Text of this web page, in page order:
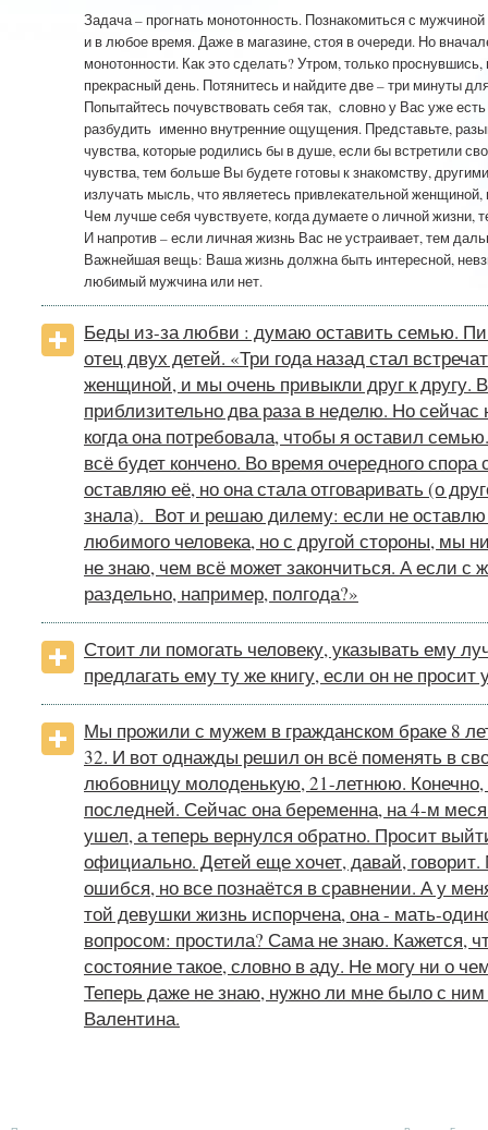
Задача – прогнать монотонность. Познакомиться с
и в любое время. Даже в магазине, стоя в очереди. Но
монотонности. Как это сделать? Утром, только
прекрасный день. Потянитесь и найдите две – три минуты
Попытайтесь почувствовать себя так, словно у Вас уже
разбудить именно внутренние ощущения. Представьте,
чувства, которые родились бы в душе, если бы встретили
чувства, тем больше Вы будете готовы к знакомству,
излучать мысль, что являетесь привлекательной женщиной,
Чем лучше себя чувствуете, когда думаете о личной жизни,
И напротив – если личная жизнь Вас не устраивает, тем
Важнейшая вещь: Ваша жизнь должна быть интересной,
любимый мужчина или нет.
Беды из-за любви : думаю оставить семью.
отец двух детей. «Три года назад стал
женщиной, и мы очень привыкли друг к другу.
приблизительно два раза в неделю. Но сейчас
когда она потребовала, чтобы я оставил
всё будет кончено. Во время очередного спора
оставляю её, но она стала отговаривать (о
знала). Вот и решаю дилему: если не
любимого человека, но с другой стороны, мы
не знаю, чем всё может закончиться. А если с
раздельно, например, полгода?»
Стоит ли помогать человеку, указывать ему
предлагать ему ту же книгу, если он не
Мы прожили с мужем в гражданском браке 8
32. И вот однажды решил он всё поменять в
любовницу молоденькую, 21-летнюю. Конечно,
последней. Сейчас она беременна, на 4-м
ушел, а теперь вернулся обратно. Просит
официально. Детей еще хочет, давай,
ошибся, но все познаётся в сравнении. А у
той девушки жизнь испорчена, она - мать-
вопросом: простила? Сама не знаю. Кажется,
состояние такое, словно в аду. Не могу ни о
Теперь даже не знаю, нужно ли мне было с ним
Валентина.